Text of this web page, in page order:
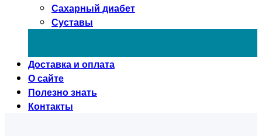
Сахарный диабет
Суставы
Доставка и оплата
О сайте
Полезно знать
Контакты